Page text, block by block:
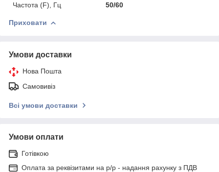
Частота (F), Гц
50/60
Приховати
Умови доставки
Нова Пошта
Самовивіз
Всі умови доставки
Умови оплати
Готівкою
Оплата за реквізитами на р/р - надання рахунку з ПДВ